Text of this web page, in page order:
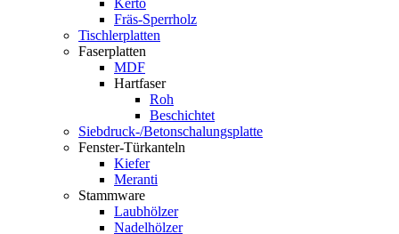
Kerto
Fräs-Sperrholz
Tischlerplatten
Faserplatten
MDF
Hartfaser
Roh
Beschichtet
Siebdruck-/Betonschalungsplatte
Fenster-Türkanteln
Kiefer
Meranti
Stammware
Laubhölzer
Nadelhölzer